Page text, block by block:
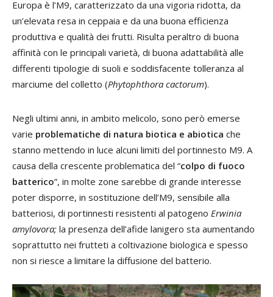
Europa è l’M9, caratterizzato da una vigoria ridotta, da
un’elevata resa in ceppaia e da una buona efficienza
produttiva e qualità dei frutti. Risulta peraltro di buona
affinità con le principali varietà, di buona adattabilità alle
differenti tipologie di suoli e soddisfacente tolleranza al
marciume del colletto (Phytophthora cactorum).
Negli ultimi anni, in ambito melicolo, sono però emerse
varie problematiche di natura biotica e abiotica che
stanno mettendo in luce alcuni limiti del portinnesto M9. A
causa della crescente problematica del “colpo di fuoco
batterico”, in molte zone sarebbe di grande interesse
poter disporre, in sostituzione dell’M9, sensibile alla
batteriosi, di portinnesti resistenti al patogeno Erwinia
amylovora; la presenza dell’afide lanigero sta aumentando
soprattutto nei frutteti a coltivazione biologica e spesso
non si riesce a limitare la diffusione del batterio.